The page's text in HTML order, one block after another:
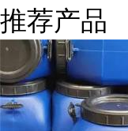
推荐产品